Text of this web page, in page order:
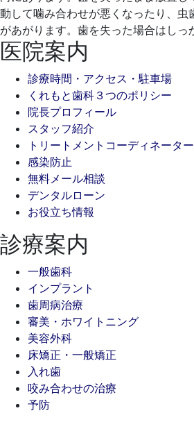
動して噛み合わせが悪くなったり、虫
があがります。歯を失った場合はしっ
医院案内
診療時間・アクセス・駐車場
くれもと歯科３つのポリシー
院長プロフィール
スタッフ紹介
トリートメントコーディネーター
感染防止
無料メール相談
デンタルローン
お役立ち情報
診療案内
一般歯科
インプラント
歯周病治療
審美・ホワイトニング
美容外科
床矯正・一般矯正
入れ歯
咬み合わせの治療
予防